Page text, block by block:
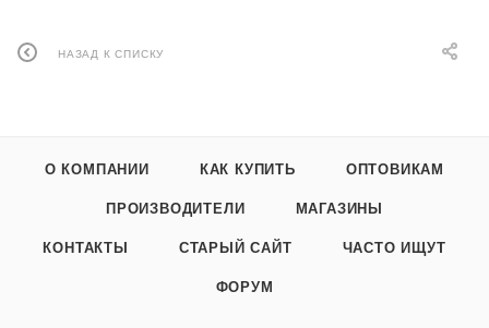
НАЗАД К СПИСКУ
О КОМПАНИИ КАК КУПИТЬ ОПТОВИКАМ
ПРОИЗВОДИТЕЛИ МАГАЗИНЫ
КОНТАКТЫ СТАРЫЙ САЙТ ЧАСТО ИЩУТ
ФОРУМ